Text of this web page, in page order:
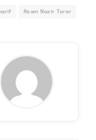
Azam Nazir Tarar